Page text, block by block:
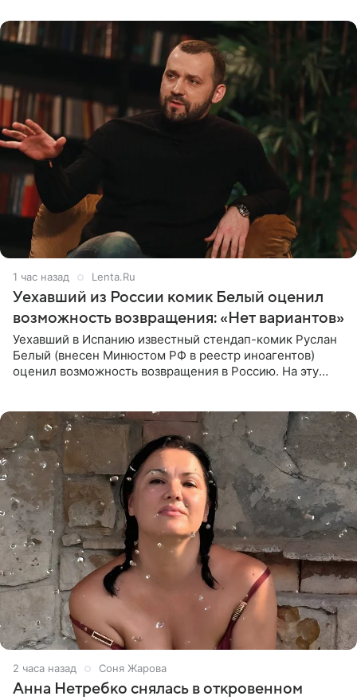
1 час назад Lenta.Ru
Уехавший из России комик Белый оценил
возможность возвращения: «Нет вариантов»
Уехавший в Испанию известный стендап-комик Руслан
Белый (внесен Минюстом РФ в реестр иноагентов)
оценил возможность возвращения в Россию. На эту
2 часа назад Соня Жарова
Анна Нетребко снялась в откровенном